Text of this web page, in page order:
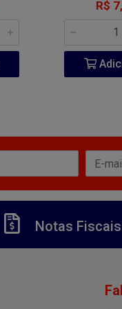
R$
Notas Fiscais